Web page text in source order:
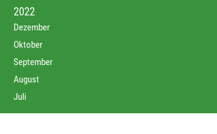
2022
Dezember
Oktober
September
August
Juli